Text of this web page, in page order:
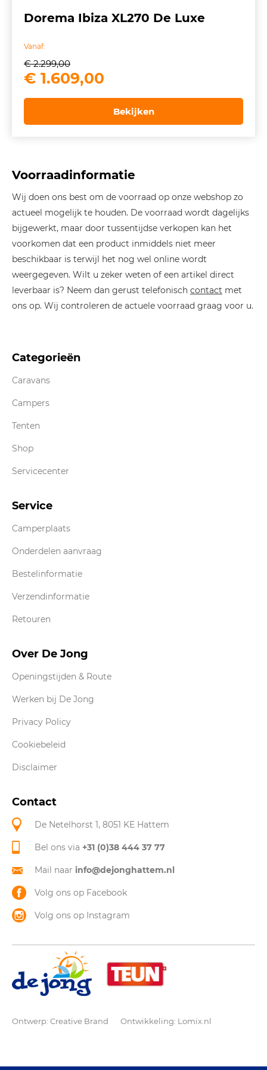
Dorema Ibiza XL270 De Luxe
Vanaf:
€2.299,00
Oorspronkelijke
€ 2.299,00.
€ 1.609,00
is:
€ 1.609,00.
Bekijken
Voorraadinformatie
Wij doen ons best om de voorraad op onze webshop zo
actueel mogelijk te houden. De voorraad wordt dagelijks
bijgewerkt, maar door tussentijdse verkopen kan het
voorkomen dat een product inmiddels niet meer
beschikbaar is terwijl het nog wel online wordt
weergegeven. Wilt u zeker weten of een artikel direct
leverbaar is? Neem dan gerust telefonisch contact met
ons op. Wij controleren de actuele voorraad graag voor u.
Categorieën
Caravans
Campers
Tenten
Shop
Servicecenter
Service
Camperplaats
Onderdelen aanvraag
Bestelinformatie
Verzendinformatie
Retouren
Over De Jong
Openingstijden & Route
Werken bij De Jong
Privacy Policy
Cookiebeleid
Disclaimer
Contact
De Netelhorst 1, 8051 KE Hattem
Bel ons via +31 (0)38 444 37 77
Mail naar info@dejonghattem.nl
Volg ons op Facebook
Volg ons op Instagram
Ontwerp: Creative Brand Ontwikkeling: Lomix.nl